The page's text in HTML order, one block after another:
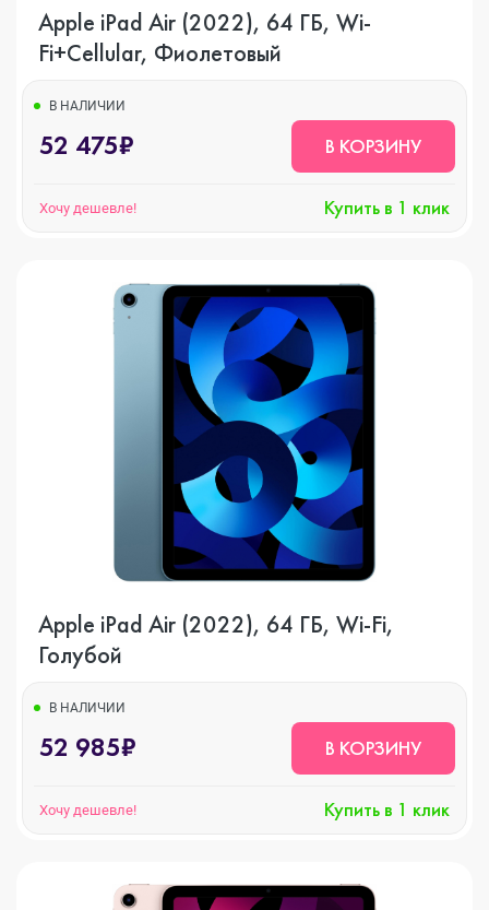
Apple iPad Air (2022), 64 ГБ, Wi-
Fi+Cellular, Фиолетовый
В НАЛИЧИИ
52 475₽ В КОРЗИНУ
Хочу дешевле! Купить в 1 клик
Apple iPad Air (2022), 64 ГБ, Wi-Fi,
Голубой
В НАЛИЧИИ
52 985₽ В КОРЗИНУ
Хочу дешевле! Купить в 1 клик